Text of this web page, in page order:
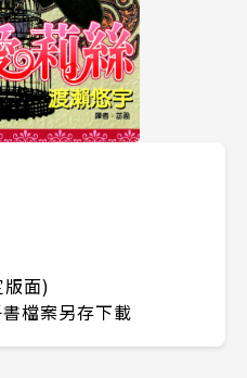
面)
檔案另存下載